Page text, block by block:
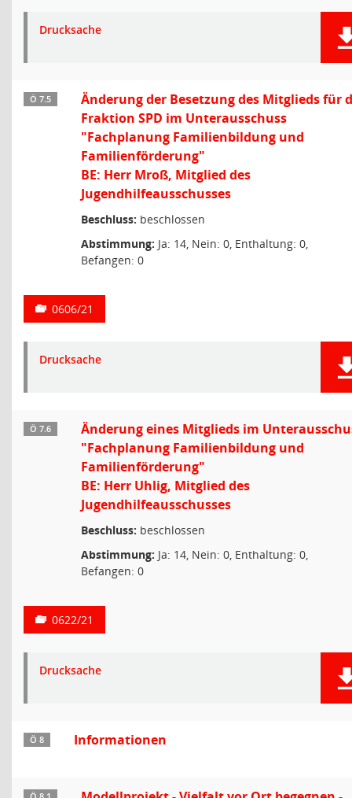
Drucksache
Ö 7.5
Änderung der Besetzung des Mitglieds für
Fraktion SPD im Unterausschuss
"Fachplanung Familienbildung und
Familienförderung"
BE: Herr Mroß, Mitglied des
Jugendhilfeausschusses
Beschluss: beschlossen
Abstimmung: Ja: 14, Nein: 0, Enthaltung: 0,
Befangen: 0
0606/21
Drucksache
Ö 7.6
Änderung eines Mitglieds im
"Fachplanung Familienbildung und
Familienförderung"
BE: Herr Uhlig, Mitglied des
Jugendhilfeausschusses
Beschluss: beschlossen
Abstimmung: Ja: 14, Nein: 0, Enthaltung: 0,
Befangen: 0
0622/21
Drucksache
Ö 8 Informationen